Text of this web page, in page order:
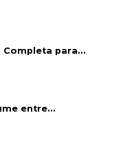
Completa para...
entre...